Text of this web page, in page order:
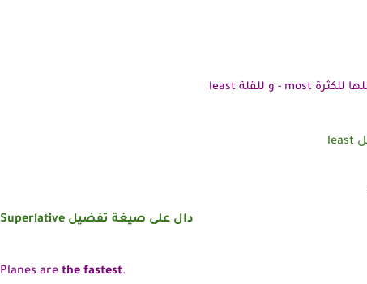
Superlative دال على صيغة تفضيل
Planes are the fastest.